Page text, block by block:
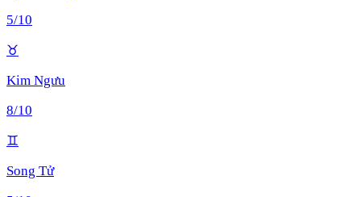
5/10
♉
Kim Ngưu
8/10
♊
Song Tử